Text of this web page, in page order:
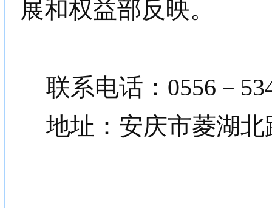
展和权益部反映。
联系电话： 0556－
地址：安庆市菱湖北